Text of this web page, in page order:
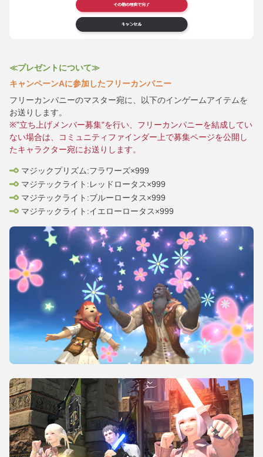
≪プレゼントについて≫
キャンペーンAに参加したフリーカンパニー
フリーカンパニーのマスター宛に、以下のインゲームアイテムを
お送りします。
※"立ち上げメンバー募集"を行い、フリーカンパニーを結成してい
ない場合は、コミュニティファインダー上で募集ページを公開し
たキャラクター宛にお送りします。
マジックプリズム:フラワーズ×999
マジテックライト:レッドロータス×999
マジテックライト:ブルーロータス×999
マジテックライト:イエローロータス×999